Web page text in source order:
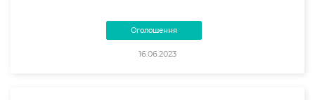
Оголошення
16.06.2023